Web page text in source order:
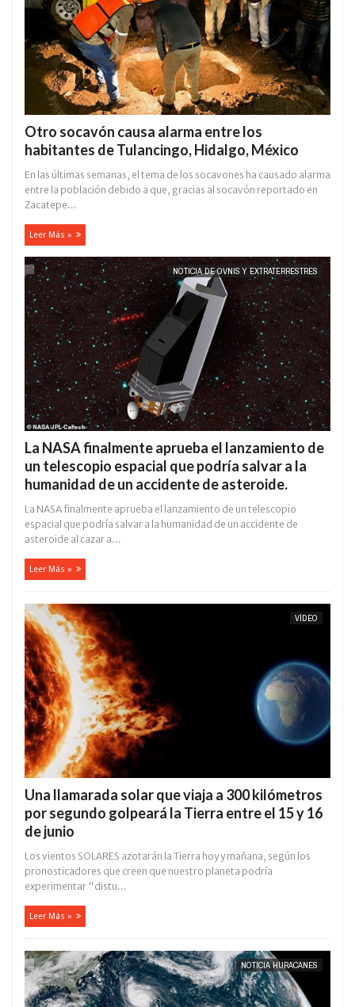
Otro socavón causa alarma entre los
habitantes de Tulancingo, Hidalgo, México
En las últimas semanas, el tema de los socavones ha causado alarma
entre la población debido a que, gracias al socavón reportado en
Zacatepe...
Leer Más »
NOTICIA DE OVNIS Y EXTRATERRESTRES
La NASA finalmente aprueba el lanzamiento de
un telescopio espacial que podría salvar a la
humanidad de un accidente de asteroide.
La NASA finalmente aprueba el lanzamiento de un telescopio
espacial que podría salvar a la humanidad de un accidente de
asteroide al cazar a...
Leer Más »
VÍDEO
Una llamarada solar que viaja a 300 kilómetros
por segundo golpeará la Tierra entre el 15 y 16
de junio
Los vientos SOLARES azotarán la Tierra hoy y mañana, según los
pronosticadores que creen que nuestro planeta podría
experimentar "distu...
Leer Más »
NOTICIA HURACANES